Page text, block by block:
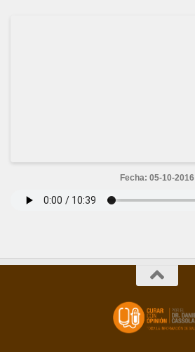
Fecha: 05-10-2016